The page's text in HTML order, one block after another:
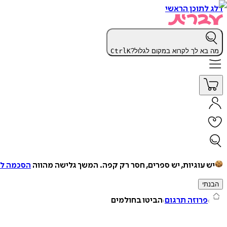
דלג לתוכן הראשי
מה בא לך לקרוא במקום לגלול? CtrlK
יש עוגיות, יש ספרים, חסר רק קפה. המשך גלישה מהווה הסכמה
הבנתי
פרוזה תרגום הביטו בחולמים